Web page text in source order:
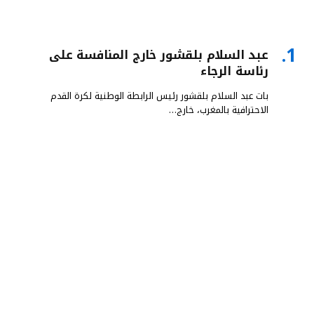
عبد السلام بلقشور خارج المنافسة على
رئاسة الرجاء
بات عبد السلام بلقشور رئيس الرابطة الوطنية لكرة القدم
الاحترافية بالمغرب، خارج…